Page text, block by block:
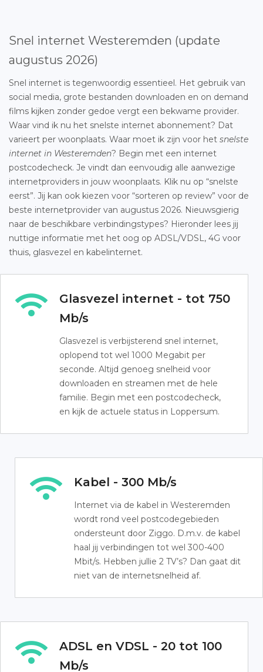
Snel internet Westeremden (update
augustus 2026)
Snel internet is tegenwoordig essentieel. Het gebruik van
social media, grote bestanden downloaden en on demand
films kijken zonder gedoe vergt een bekwame provider.
Waar vind ik nu het snelste internet abonnement? Dat
varieert per woonplaats. Waar moet ik zijn voor het snelste
internet in Westeremden? Begin met een internet
postcodecheck. Je vindt dan eenvoudig alle aanwezige
internetproviders in jouw woonplaats. Klik nu op “snelste
eerst”. Jij kan ook kiezen voor “sorteren op review” voor de
beste internetprovider van augustus 2026. Nieuwsgierig
naar de beschikbare verbindingstypes? Hieronder lees jij
nuttige informatie met het oog op ADSL/VDSL, 4G voor
thuis, glasvezel en kabelinternet.
Glasvezel internet - tot 750
Mb/s
Glasvezel is verbijsterend snel internet,
oplopend tot wel 1000 Megabit per
seconde. Altijd genoeg snelheid voor
downloaden en streamen met de hele
familie. Begin met een postcodecheck,
en kijk de actuele status in Loppersum.
Kabel - 300 Mb/s
Internet via de kabel in Westeremden
wordt rond veel postcodegebieden
ondersteunt door Ziggo. D.m.v. de kabel
haal jij verbindingen tot wel 300-400
Mbit/s. Hebben jullie 2 TV’s? Dan gaat dit
niet van de internetsnelheid af.
ADSL en VDSL - 20 tot 100
Mb/s